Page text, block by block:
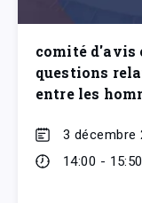
comité d'avis
questions
entre les
3 décembre
14:00 - 15:50